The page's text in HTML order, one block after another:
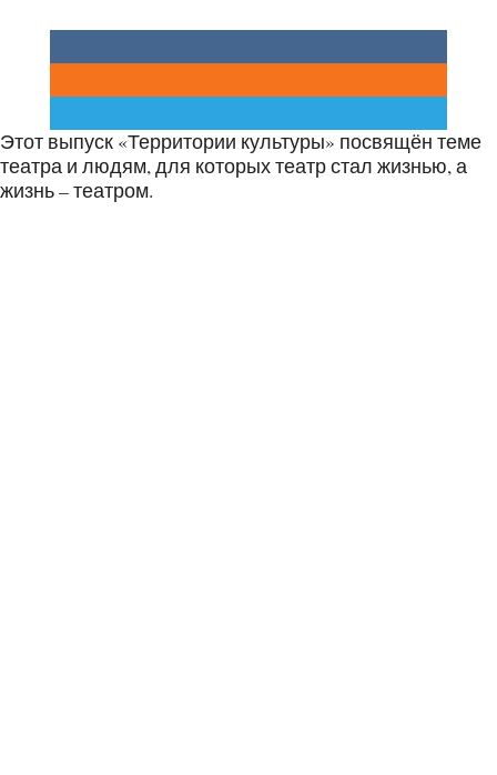
Этот выпуск «Территории культуры» посвящён теме
театра и людям, для которых театр стал жизнью, а
жизнь – театром.